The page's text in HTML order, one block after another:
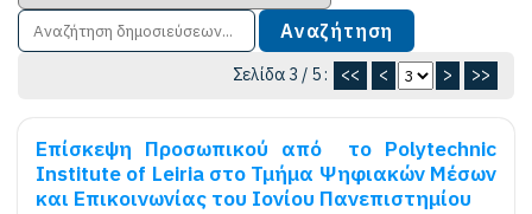
Σελίδα 3 / 5 : << < > >>
Επίσκεψη Προσωπικού από το Polytechnic
Institute of Leiria στο Τμήμα Ψηφιακών Μέσων
και Επικοινωνίας του Ιονίου Πανεπιστημίου